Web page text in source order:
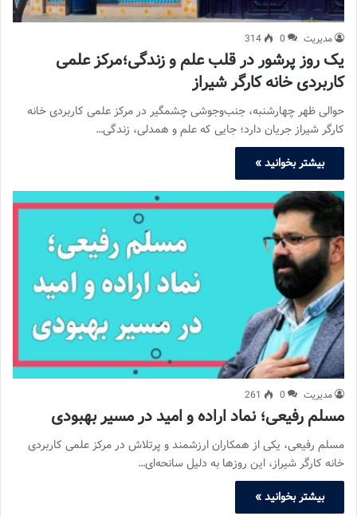
مدیریت 0
314
یک روز پرشور در قلب علم و زندگی؛مرکز علمی
کاربردی خانه کارگر شیراز
حوالی ظهر چهارشنبه، جنب‌وجوشی چشمگیر در مرکز علمی کاربردی خانه
کارگر شیراز جریان دارد؛ جایی که علم و همدلی، زندگی…
بیشتر بخوانید »
مدیریت 0
261
مسلم رفیعی؛ نماد اراده و امید در مسیر بهبودی
مسلم رفیعی، یکی از همکاران ارزشمند و پرتلاش در مرکز علمی کاربردی
خانه کارگر شیراز، این روزها به دلیل سانحه‌ای…
بیشتر بخوانید »